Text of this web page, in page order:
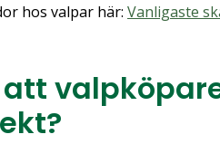
hos valpar här: Vanligaste